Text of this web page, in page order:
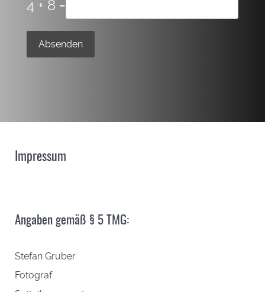
4 + 8 =
Absenden
Impressum
Angaben gemäß § 5 TMG:
Stefan Gruber
Fotograf